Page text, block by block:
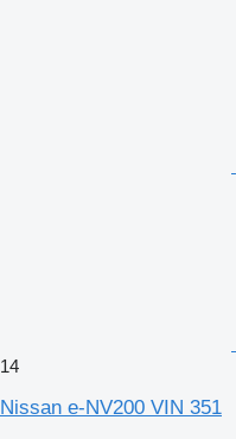
14
Nissan e-NV200 VIN 351